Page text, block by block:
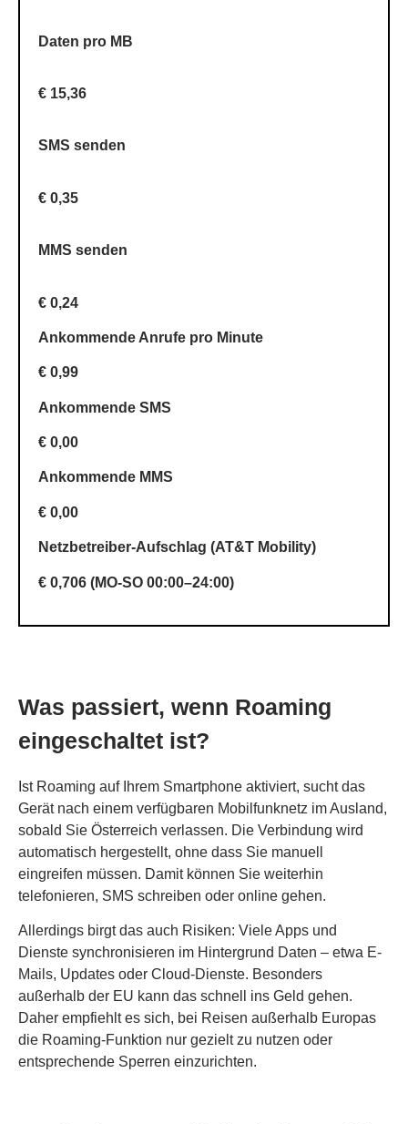
Daten pro MB
€ 15,36
SMS senden
€ 0,35
MMS senden
€ 0,24
Ankommende Anrufe pro Minute
€ 0,99
Ankommende SMS
€ 0,00
Ankommende MMS
€ 0,00
Netzbetreiber-Aufschlag (AT&T Mobility)
€ 0,706 (MO-SO 00:00–24:00)
Was passiert, wenn Roaming
eingeschaltet ist?
Ist Roaming auf Ihrem Smartphone aktiviert, sucht das
Gerät nach einem verfügbaren Mobilfunknetz im Ausland,
sobald Sie Österreich verlassen. Die Verbindung wird
automatisch hergestellt, ohne dass Sie manuell
eingreifen müssen. Damit können Sie weiterhin
telefonieren, SMS schreiben oder online gehen.
Allerdings birgt das auch Risiken: Viele Apps und
Dienste synchronisieren im Hintergrund Daten – etwa E-
Mails, Updates oder Cloud-Dienste. Besonders
außerhalb der EU kann das schnell ins Geld gehen.
Daher empfiehlt es sich, bei Reisen außerhalb Europas
die Roaming-Funktion nur gezielt zu nutzen oder
entsprechende Sperren einzurichten.